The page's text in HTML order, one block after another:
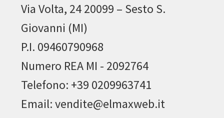
Via Volta, 24 20099 – Sesto S.
Giovanni (MI)
P.I. 09460790968
Numero REA MI - 2092764
Telefono: +39 0209963741
Email: vendite@elmaxweb.it